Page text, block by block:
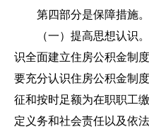
第四部分是保障措施。
（一）提高思想认识
识全面建立住房公积金制
要充分认识住房公积金制
征和按时足额为在职职工
定义务和社会责任以及依